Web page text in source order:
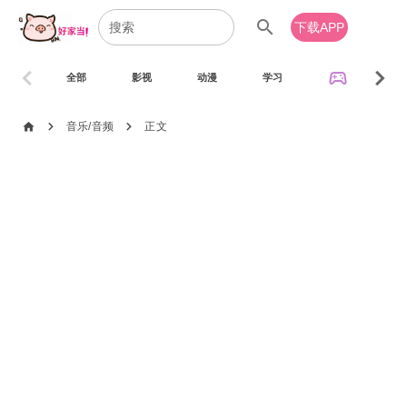
search 下载APP
全部 影视 动漫 学习 sports_esports
chevron_left chevron_right
home chevron_right 音乐/音频 chevron_right 正文